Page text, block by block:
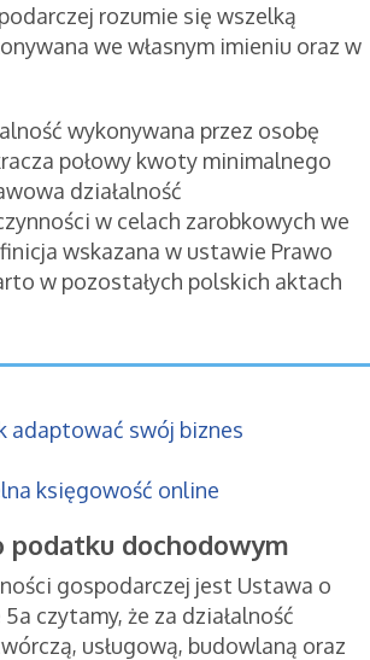
rozumie się wszelką
we własnym imieniu oraz w
wykonywana przez osobę
połowy kwoty minimalnego
działalność
w celach zarobkowych we
wskazana w ustawie Prawo
w pozostałych polskich aktach
adaptować swój biznes
księgowość online
podatku dochodowym
gospodarczej jest Ustawa o
czytamy, że za działalność
usługową, budowlaną oraz